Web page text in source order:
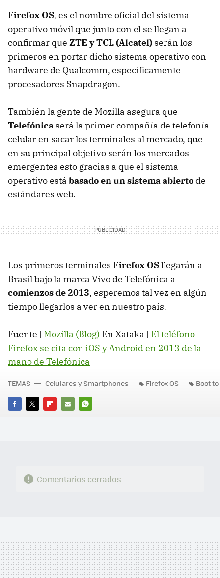
Firefox OS, es el nombre oficial del sistema
operativo móvil que junto con el se llegan a
confirmar que ZTE y TCL (Alcatel) serán los
primeros en portar dicho sistema operativo con
hardware de Qualcomm, específicamente
procesadores Snapdragon.
También la gente de Mozilla asegura que
Telefónica será la primer compañía de telefonía
celular en sacar los terminales al mercado, que
en su principal objetivo serán los mercados
emergentes esto gracias a que el sistema
operativo está basado en un sistema abierto de
estándares web.
Los primeros terminales Firefox OSllegarán a
Brasil bajo la marca Vivo de Telefónica a
comienzos de 2013, esperemos tal vez en algún
tiempo llegarlos a ver en nuestro país.
Fuente | Mozilla (Blog) En Xataka | El teléfono
Firefox se cita con iOS y Android en 2013 de la
mano de Telefónica
FACEBOOK
TWITTERFLIPBOARD
E-
WHATSAPP
TEMAS Celulares y Smartphones Firefox OS Boot
Comentarios cerrados